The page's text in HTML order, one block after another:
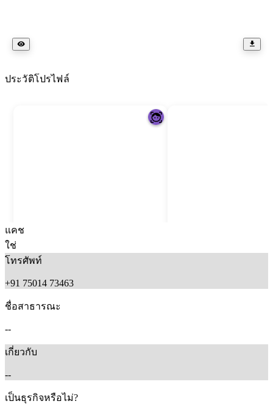
ประวัติโปรไฟล์
แคช
ใช่
โทรศัพท์
+91 75014 73463
ชื่อสาธารณะ
--
เกี่ยวกับ
--
เป็นธุรกิจหรือไม่?